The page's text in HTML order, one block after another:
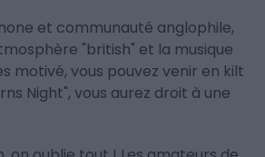
et communauté anglophile,
"british" et la musique
motivé, vous pouvez venir en kilt
Night", vous aurez droit à une